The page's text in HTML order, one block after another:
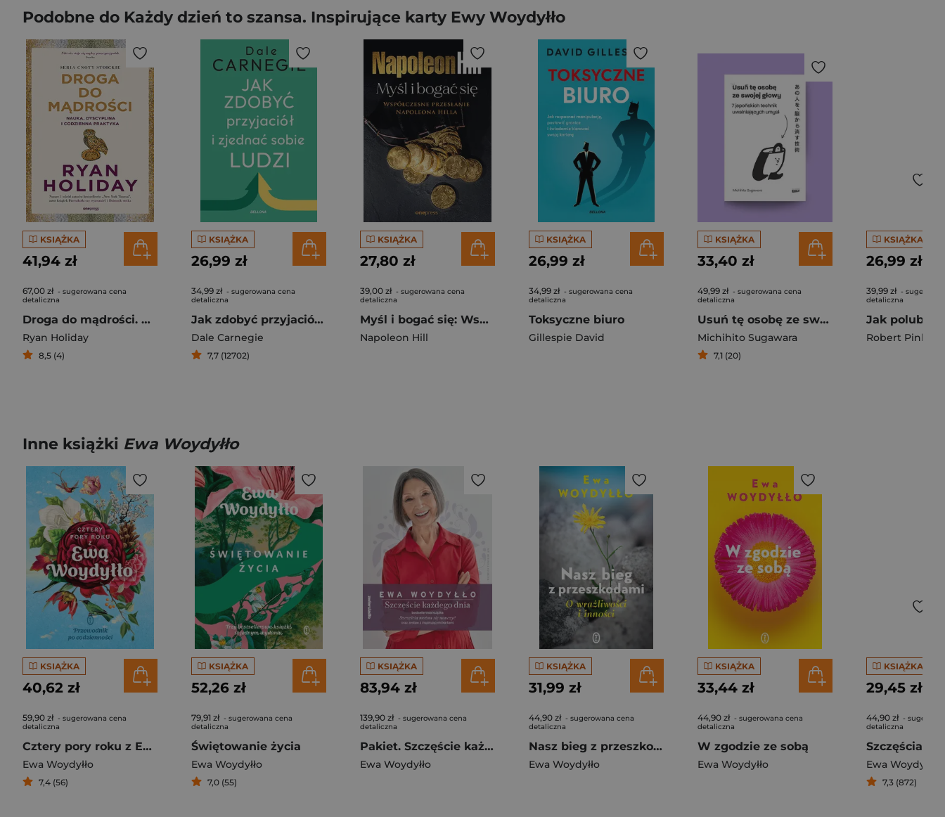
Podobne do Każdy dzień to szansa. Inspirujące karty Ewy Woydyłło
KSIĄŻKA
41,94 zł
67,00 zł - sugerowana cena
detaliczna
Droga do mądrości. Nauka, dyscyplina i codzienna praktyka
Ryan Holiday
8,5 (4)
KSIĄŻKA
26,99 zł
34,99 zł - sugerowana cena
detaliczna
Jak zdobyć przyjaciół i zjednać sobie ludzi
Dale Carnegie
7,7 (12702)
KSIĄŻKA
27,80 zł
39,00 zł - sugerowana cena
detaliczna
Myśl i bogać się: Współczesne przesłanie Napoleona Hilla
Napoleon Hill
KSIĄŻKA
26,99 zł
34,99 zł - sugerowana cena
detaliczna
Toksyczne biuro
Gillespie David
KSIĄŻKA
33,40 zł
49,99 zł - sugerowana cena
detaliczna
Usuń tę osobę ze swojej głowy. 7 japońskich technik uwalniających umysł
Michihito Sugawara
7,1 (20)
KSIĄŻKA
26,99 zł
39,99 zł -
detaliczna
Robert Pinkert
Inne książki Ewa Woydyłło
KSIĄŻKA
40,62 zł
59,90 zł - sugerowana cena
detaliczna
Cztery pory roku z Ewą Woydyłło. Przewodnik po codzienności
Ewa Woydyłło
7,4 (56)
KSIĄŻKA
52,26 zł
79,91 zł - sugerowana cena
detaliczna
Świętowanie życia
Ewa Woydyłło
7,0 (55)
KSIĄŻKA
83,94 zł
139,90 zł - sugerowana cena
detaliczna
Pakiet. Szczęście każdego dnia. Szczęścia można się nauczyć/ Każdy dzień to szansa
Ewa Woydyłło
KSIĄŻKA
31,99 zł
44,90 zł - sugerowana cena
detaliczna
Nasz bieg z przeszkodami. O wrażliwości i inności
Ewa Woydyłło
KSIĄŻKA
33,44 zł
44,90 zł - sugerowana cena
detaliczna
W zgodzie ze sobą
Ewa Woydyłło
KSIĄŻKA
29,45 zł
44,90 zł -
detaliczna
Ewa Woydyłło
7,3 (872)